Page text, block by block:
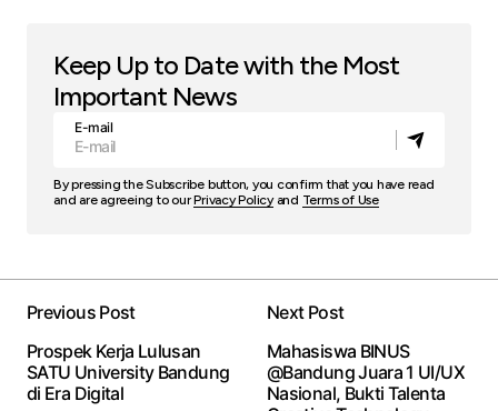
Keep Up to Date with the Most
Important News
E-mail
By pressing the Subscribe button, you confirm that you have read
and are agreeing to ourPrivacy Policyand Terms of Use
Previous Post
Prospek Kerja Lulusan
SATU University Bandung
di Era Digital
Next Post
Mahasiswa BINUS
@Bandung Juara 1 UI/UX
Nasional, Bukti Talenta